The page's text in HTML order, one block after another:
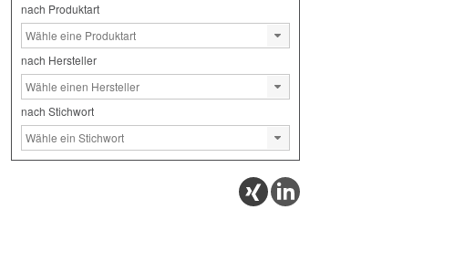
nach Produktart
nach Hersteller
nach Stichwort